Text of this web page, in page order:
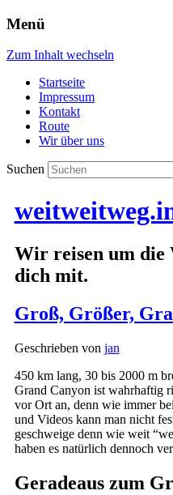
Menü
Zum Inhalt wechseln
Startseite
Impressum
Kontakt
Route
Wir über uns
Suchen
Wir reisen um die
dich mit.
Groß, Größer,
Geschrieben von jan
450 km lang, 30 bis 2000 m
Grand Canyon ist wahrhaftig
vor Ort an, denn wie immer
und Videos kann man nicht
geschweige denn wie weit
haben es natürlich dennoch
Geradeaus zum